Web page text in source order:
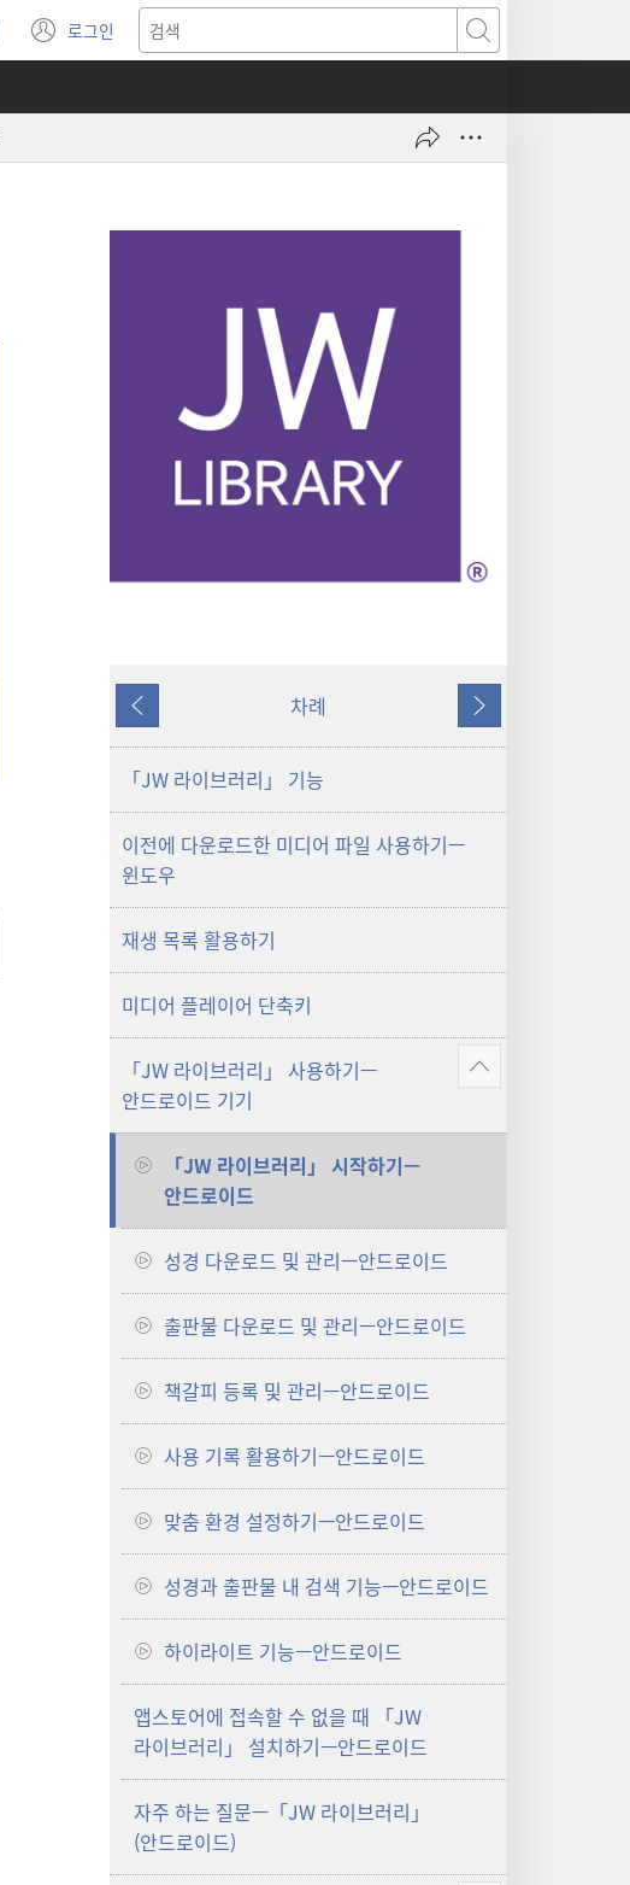
로그인
(새로운
창
검색
이전 차례 다음
「JW 라이브러리」 기능
이전에 다운로드한 미디어 파일 사용하기—
윈도우
재생 목록 활용하기
미디어 플레이어 단축키
「JW 라이브러리」 사용하기—
안드로이드 기기
더
「JW 라이브러리」 시작하기—
안드로이드
성경 다운로드 및 관리—안드로이드
출판물 다운로드 및 관리—안드로이드
책갈피 등록 및 관리—안드로이드
사용 기록 활용하기—안드로이드
맞춤 환경 설정하기—안드로이드
성경과 출판물 내 검색 기능—안드로이드
하이라이트 기능—안드로이드
앱스토어에 접속할 수 없을 때 「JW
라이브러리」 설치하기—안드로이드
자주 하는 질문—「JW 라이브러리」
(안드로이드)